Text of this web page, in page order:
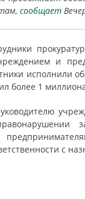
сообщает
и
исполнили
более 1
с